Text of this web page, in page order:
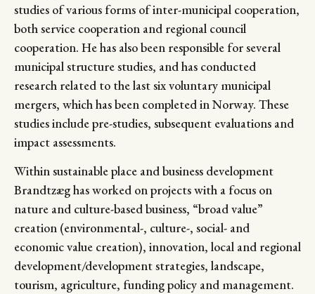
studies of various forms of inter-municipal cooperation,
both service cooperation and regional council
cooperation. He has also been responsible for several
municipal structure studies, and has conducted
research related to the last six voluntary municipal
mergers, which has been completed in Norway. These
studies include pre-studies, subsequent evaluations and
impact assessments.
Within sustainable place and business development
Brandtzæg has worked on projects with a focus on
nature and culture-based business, “broad value”
creation (environmental-, culture-, social- and
economic value creation), innovation, local and regional
development/development strategies, landscape,
tourism, agriculture, funding policy and management.